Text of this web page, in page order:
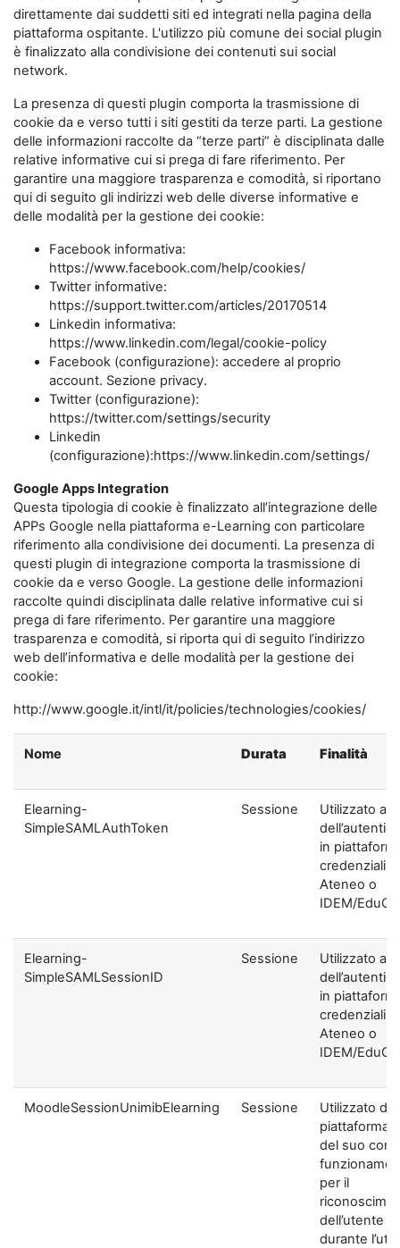
direttamente dai suddetti siti ed integrati nella pagina della
piattaforma ospitante. L'utilizzo più comune dei social plugin
è finalizzato alla condivisione dei contenuti sui social
network.
La presenza di questi plugin comporta la trasmissione di
cookie da e verso tutti i siti gestiti da terze parti. La gestione
delle informazioni raccolte da “terze parti” è disciplinata dalle
relative informative cui si prega di fare riferimento. Per
garantire una maggiore trasparenza e comodità, si riportano
qui di seguito gli indirizzi web delle diverse informative e
delle modalità per la gestione dei cookie:
Facebook informativa:
https://www.facebook.com/help/cookies/
Twitter informative:
https://support.twitter.com/articles/20170514
Linkedin informativa:
https://www.linkedin.com/legal/cookie-policy
Facebook (configurazione): accedere al proprio
account. Sezione privacy.
Twitter (configurazione):
https://twitter.com/settings/security
Linkedin
(configurazione):https://www.linkedin.com/settings/
Google Apps Integration
Questa tipologia di cookie è finalizzato all’integrazione delle
APPs Google nella piattaforma e-Learning con particolare
riferimento alla condivisione dei documenti. La presenza di
questi plugin di integrazione comporta la trasmissione di
cookie da e verso Google. La gestione delle informazioni
raccolte quindi disciplinata dalle relative informative cui si
prega di fare riferimento. Per garantire una maggiore
trasparenza e comodità, si riporta qui di seguito l’indirizzo
web dell’informativa e delle modalità per la gestione dei
cookie:
http://www.google.it/intl/it/policies/technologies/cookies/
Nome Durata Finalità
Elearning-
SimpleSAMLAuthToken
Sessione
Utilizzato ai
in
credenziali di
Ateneo o
IDEM/
Elearning-
SimpleSAMLSessionID
Sessione
Utilizzato ai
in
credenziali di
Ateneo o
IDEM/
MoodleSessionUnimibElearning Sessione
Utilizzato
piattaforma
del suo
per il
dell’utente
durante